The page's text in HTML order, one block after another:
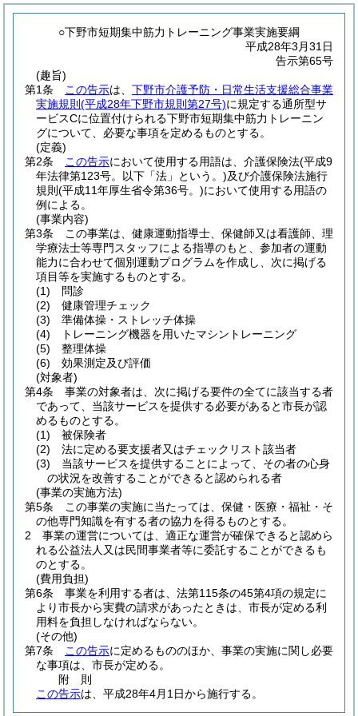
○下野市短期集中筋力トレーニング事業実施要綱
平成28年3月31日
告示第65号
(趣旨)
第1条
この告示は、 下野市介護予防・日常生活支援総合事業
実施規則 (平成28年下野市規則第27号)に規定する通所型サ
ービスCに位置付けられる下野市短期集中筋力トレーニン
グについて、必要な事項を定めるものとする。
(定義)
第2条
この告示において使用する用語は、介護保険法(平成9
年法律第123号。以下「法」という。)及び介護保険法施行
規則 (平成11年厚生省令第36号。)において使用する用語の
例による。
(事業内容)
第3条
この事業は、健康運動指導士、保健師又は看護師、理
学療法士等専門スタッフによる指導のもと、参加者の運動
能力に合わせて個別運動プログラムを作成し、次に掲げる
項目等を実施するものとする。
(1)
問診
(2)
健康管理チェック
(3)
準備体操・ストレッチ体操
(4)
トレーニング機器を用いたマシントレーニング
(5)
整理体操
(6)
効果測定及び評価
(対象者)
第4条
事業の対象者は、次に掲げる要件の全てに該当する者
であって、当該サービスを提供する必要があると市長が認
めるものとする。
(1)
被保険者
(2)
法に定める要支援者又はチェックリスト該当者
(3)
当該サービスを提供することによって、その者の心身
の状況を改善することができると認められる者
(事業の実施方法)
第5条
この事業の実施に当たっては、保健・医療・福祉・そ
の他専門知識を有する者の協力を得るものとする。
2
事業の運営については、適正な運営が確保できると認めら
れる公益法人又は民間事業者等に委託することができるも
のとする。
(費用負担)
第6条
事業を利用する者は、法第115条の45第4項の規定に
より市長から実費の請求があったときは、市長が定める利
用料を負担しなければならない。
(その他)
第7条
この告示に定めるもののほか、事業の実施に関し必要
な事項は、市長が定める。
附 則
この告示は、平成28年4月1日から施行する。